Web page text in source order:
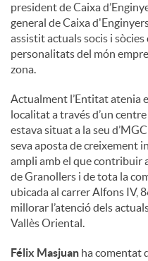
president de Caixa
general de Caixa
assistit actuals socis i
personalitats del món
zona.
Actualment l’Entitat atenia
localitat a través d’un
estava situat a la seu
seva aposta de creixement
ampli amb el que contribuir
de Granollers i de tota la
ubicada al carrer Alfons IV,
millorar l’atenció dels
Vallès Oriental.
Félix Masjuan ha comentat